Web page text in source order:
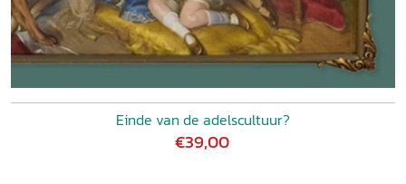
Einde van de adelscultuur?
€39,00